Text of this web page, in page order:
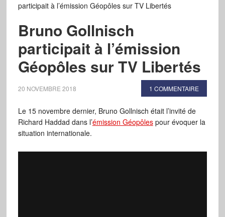
participait à l’émission Géopôles sur TV Libertés
Bruno Gollnisch
participait à l’émission
Géopôles sur TV Libertés
20 NOVEMBRE 2018 1 COMMENTAIRE
Le 15 novembre dernier, Bruno Gollnisch était l’invité de
Richard Haddad dans l’émission Géopôlespour évoquer la
situation internationale.